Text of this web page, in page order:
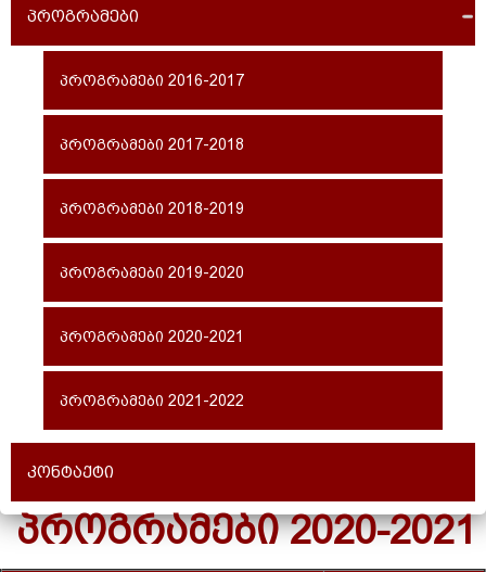
პროგრამები
პროგრამები 2016-2017
პროგრამები 2017-2018
პროგრამები 2018-2019
პროგრამები 2019-2020
პროგრამები 2020-2021
პროგრამები 2021-2022
კონტაქტი
ᲞᲠᲝᲒᲠᲐᲛᲔᲑᲘ 2020-2021